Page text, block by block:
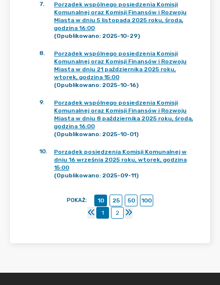
7.
Porządek wspólnego posiedzenia Komisji
Komunalnej oraz Komisji Finansów i Rozwoju
Miasta w dniu 5 listopada 2025 roku, środa,
godzina 16:00
(Opublikowano: 2025-10-29)
8.
Porządek wspólnego posiedzenia Komisji
Komunalnej oraz Komisji Finansów i Rozwoju
Miasta w dniu 21 października 2025 roku,
wtorek, godzina 15:00
(Opublikowano: 2025-10-16)
9.
Porządek wspólnego posiedzenia Komisji
Komunalnej oraz Komisji Finansów i Rozwoju
Miasta w dniu 8 października 2025 roku, środa,
godzina 16:00
(Opublikowano: 2025-10-01)
10.
Porządek posiedzenia Komisji Komunalnej w
dniu 16 września 2025 roku, wtorek, godzina
15:00
(Opublikowano: 2025-09-11)
POKAŻ: 10 25 50
100
1
2